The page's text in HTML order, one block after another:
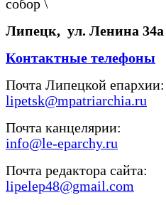
Липецк, ул. Ленина 34а
Контактные телефоны
Почта Липецкой епархии:
lipetsk@mpatriarchia.ru
Почта канцелярии:
info@le-eparchy.ru
Почта редактора сайта:
lipelep48@gmail.com